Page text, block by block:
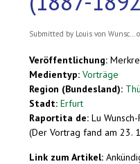
Submitted by Louis von Wunsc...
Veröffentlichung:
Medientyp: Vorträge
Region (Bundesland):
Stadt: Erfurt
Raportita de: Lu
(Der Vortrag fand am 23.
Link zum Artikel: